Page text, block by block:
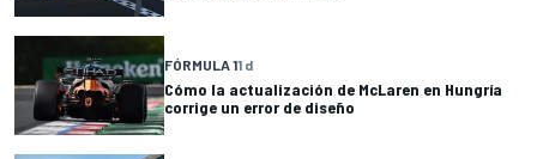
FÓRMULA 11 d
Cómo la actualización de McLaren en Hungría
corrige un error de diseño